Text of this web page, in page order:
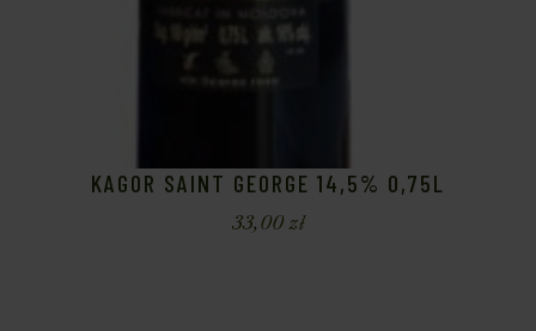
KAGOR SAINT GEORGE 14,5% 0,75L
33,00zł